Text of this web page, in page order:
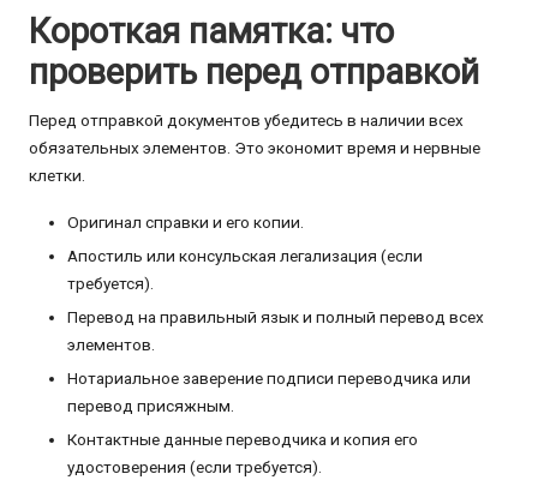
Короткая памятка: что
проверить перед отправкой
Перед отправкой документов убедитесь в наличии всех
обязательных элементов. Это экономит время и нервные
клетки.
Оригинал справки и его копии.
Апостиль или консульская легализация (если
требуется).
Перевод на правильный язык и полный перевод всех
элементов.
Нотариальное заверение подписи переводчика или
перевод присяжным.
Контактные данные переводчика и копия его
удостоверения (если требуется).